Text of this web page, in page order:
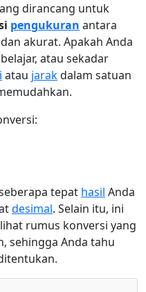
dirancang untuk
pengukuran antara
akurat. Apakah Anda
atau sekadar
atau jarakdalam satuan
tepat hasil Anda
desimal. Selain itu, ini
rumus konversi yang
sehingga Anda tahu